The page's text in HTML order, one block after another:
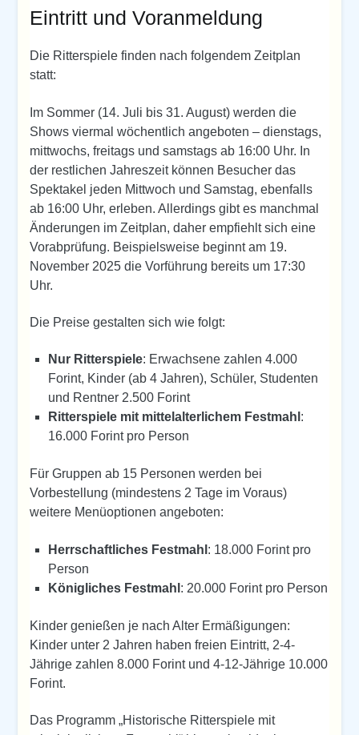
Eintritt und Voranmeldung
Die Ritterspiele finden nach folgendem Zeitplan
statt:
Im Sommer (14. Juli bis 31. August) werden die
Shows viermal wöchentlich angeboten – dienstags,
mittwochs, freitags und samstags ab 16:00 Uhr. In
der restlichen Jahreszeit können Besucher das
Spektakel jeden Mittwoch und Samstag, ebenfalls
ab 16:00 Uhr, erleben. Allerdings gibt es manchmal
Änderungen im Zeitplan, daher empfiehlt sich eine
Vorabprüfung. Beispielsweise beginnt am 19.
November 2025 die Vorführung bereits um 17:30
Uhr.
Die Preise gestalten sich wie folgt:
Nur Ritterspiele: Erwachsene zahlen 4.000
Forint, Kinder (ab 4 Jahren), Schüler, Studenten
und Rentner 2.500 Forint
Ritterspiele mit mittelalterlichem Festmahl :
16.000 Forint pro Person
Für Gruppen ab 15 Personen werden bei
Vorbestellung (mindestens 2 Tage im Voraus)
weitere Menüoptionen angeboten:
Herrschaftliches Festmahl : 18.000 Forint pro
Person
Königliches Festmahl : 20.000 Forint pro Person
Kinder genießen je nach Alter Ermäßigungen:
Kinder unter 2 Jahren haben freien Eintritt, 2-4-
Jährige zahlen 8.000 Forint und 4-12-Jährige 10.000
Forint.
Das Programm „Historische Ritterspiele mit